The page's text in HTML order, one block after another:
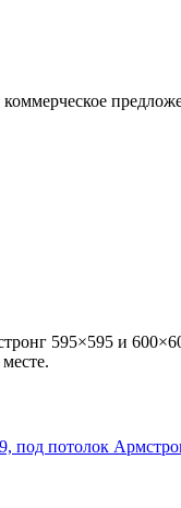
595×595 и
под потолок